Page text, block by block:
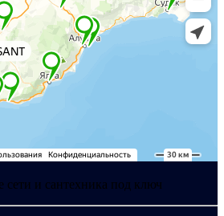
и сантехника под ключ